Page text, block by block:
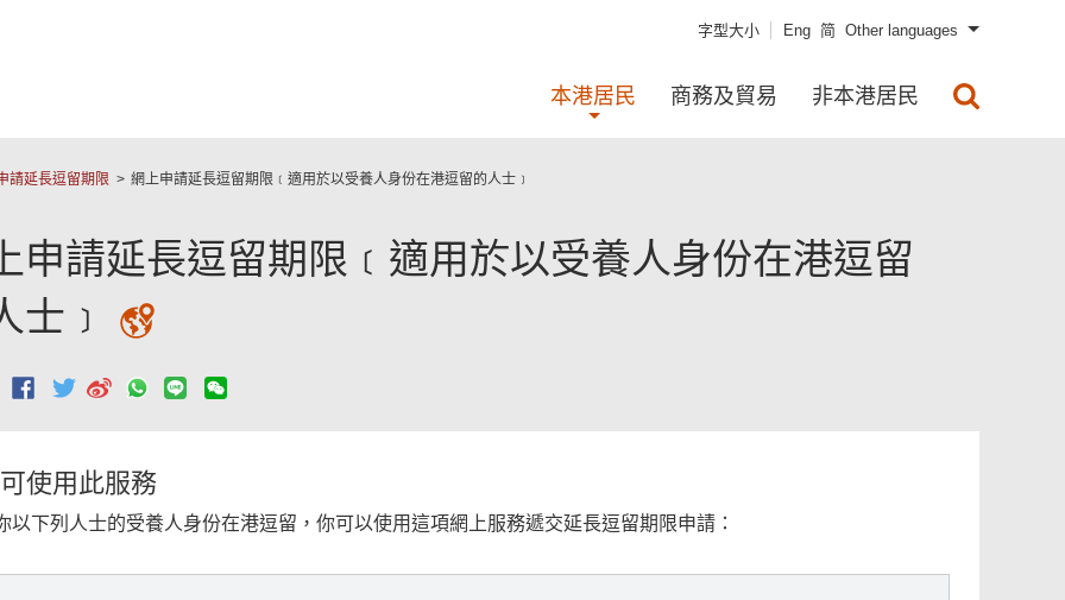
字型大小 Eng 简 Other languages
本港居民 商務及貿易 非本港居民
請延長逗留期限 網上申請延長逗留期限﹝適用於以受養人身份在港逗留的人士﹞
申請延長逗留期限﹝適用於以受養人身份在港逗留
士﹞
使用此服務
以下列人士的受養人身份在港逗留，你可以使用這項網上服務遞交延長逗留期限申請：